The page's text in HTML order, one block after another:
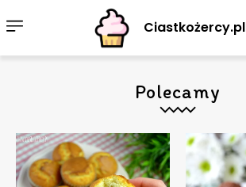
Ciastkożercy.pl
Polecamy